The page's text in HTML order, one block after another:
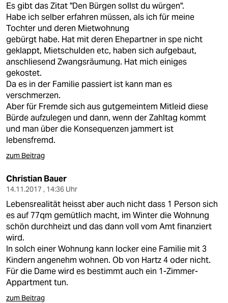
Es gibt das Zitat "Den Bürgen sollst du würgen".
Habe ich selber erfahren müssen, als ich für meine
Tochter und deren Mietwohnung
gebürgt habe. Hat mit deren Ehepartner in spe nicht
geklappt, Mietschulden etc, haben sich aufgebaut,
anschliesend Zwangsräumung. Hat mich einiges
gekostet.
Da es in der Familie passiert ist kann man es
verschmerzen.
Aber für Fremde sich aus gutgemeintem Mitleid diese
Bürde aufzulegen und dann, wenn der Zahltag kommt
und man über die Konsequenzen jammert ist
lebensfremd.
zum Beitrag
Christian Bauer
14.11.2017 , 14:36 Uhr
Lebensrealität heisst aber auch nicht dass 1 Person sich
es auf 77qm gemütlich macht, im Winter die Wohnung
schön durchheizt und das dann voll vom Amt finanziert
wird.
In solch einer Wohnung kann locker eine Familie mit 3
Kindern angenehm wohnen. Ob von Hartz 4 oder nicht.
Für die Dame wird es bestimmt auch ein 1-Zimmer-
Appartment tun.
zum Beitrag